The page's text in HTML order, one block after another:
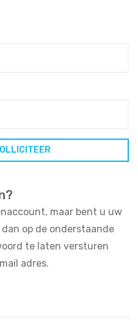
maar bent u uw
op de onderstaande
te laten versturen
adres.